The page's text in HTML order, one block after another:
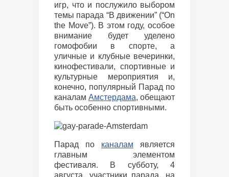
игр, что и послужило выбором
темы парада “В движении” (“On
the Move”). В этом году, особое
внимание будет уделено
гомофобии в спорте, а
уличные и клубные вечеринки,
кинофестивали, спортивные и
культурные мероприятия и,
конечно, популярный Парад по
каналам Амстердама, обещают
быть особенно спортивными.
Парад по каналам является
главным элементом
фестиваля. В субботу, 4